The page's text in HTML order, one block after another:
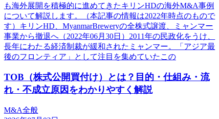
も海外展開を積極的に進めてきたキリンHDの海外M&A事例
について解説します。（本記事の情報は2022年時点のもので
す）キリンHD、MyanmarBreweryの全株式譲渡、ミャンマー
事業から撤退へ（2022年06月30日）2011年の民政化をうけ、
長年にわたる経済制裁が緩和されたミャンマー。「アジア最
後のフロンティア」として注目を集めていたこの
TOB（株式公開買付け）とは？目的・仕組み・流
れ・不成立原因をわかりやすく解説
M&A全般